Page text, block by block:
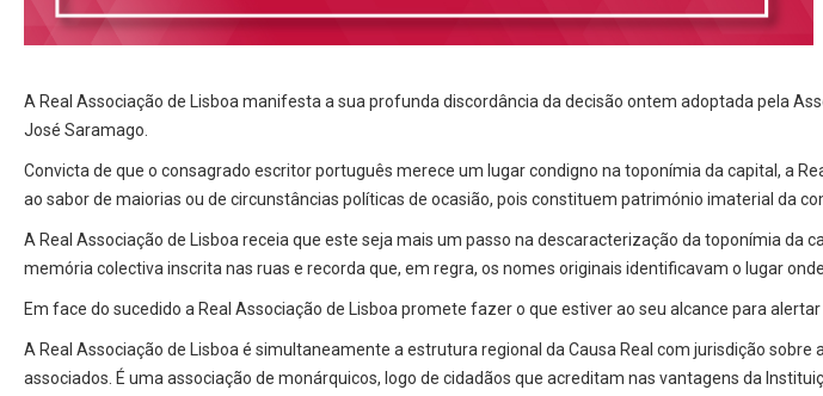
A Real Associação de Lisboa manifesta a sua profunda discordância da decisão ontem adoptada pela
José Saramago.
Convicta de que o consagrado escritor português merece um lugar condigno na toponímia da capital, a
ao sabor de maiorias ou de circunstâncias políticas de ocasião, pois constituem património imaterial da
A Real Associação de Lisboa receia que este seja mais um passo na descaracterização da toponímia
memória colectiva inscrita nas ruas e recorda que, em regra, os nomes originais identificavam o lugar
Em face do sucedido a Real Associação de Lisboa promete fazer o que estiver ao seu alcance para
A Real Associação de Lisboa é simultaneamente a estrutura regional da Causa Real com jurisdição
associados. É uma associação de monárquicos, logo de cidadãos que acreditam nas vantagens da